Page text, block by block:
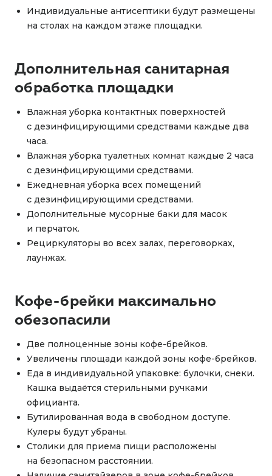
Индивидуальные антисептики будут размещены
на столах на каждом этаже площадки.
Дополнительная санитарная
обработка площадки
Влажная уборка контактных поверхностей
с дезинфицирующими средствами каждые два
часа.
Влажная уборка туалетных комнат каждые 2 часа
с дезинфицирующими средствами.
Ежедневная уборка всех помещений
с дезинфицирующими средствами.
Дополнительные мусорные баки для масок
и перчаток.
Рециркуляторы во всех залах, переговорках,
лаунжах.
Кофе-брейки максимально
обезопасили
Две полноценные зоны кофе-брейков.
Увеличены площади каждой зоны кофе-брейков.
Еда в индивидуальной упаковке: булочки, снеки.
Кашка выдаётся стерильными ручками
официанта.
Бутилированная вода в свободном доступе.
Кулеры будут убраны.
Столики для приема пищи расположены
на безопасном расстоянии.